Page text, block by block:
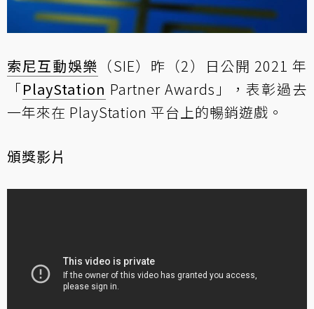
索尼互動娛樂 （SIE）昨（2）日公開 2021 年
「PlayStation Partner Awards」，表彰過去
一年來在 PlayStation 平台上的暢銷遊戲。
頒獎影片